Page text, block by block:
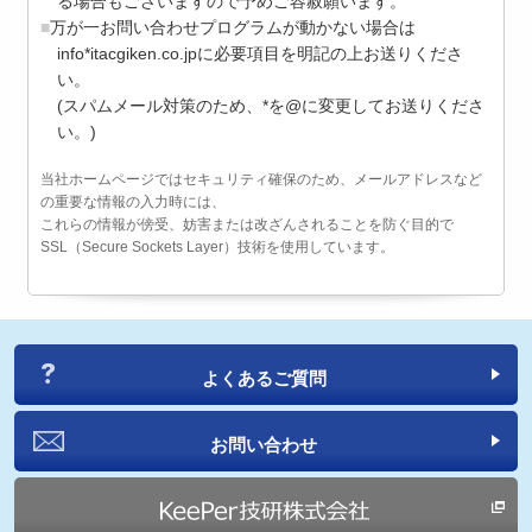
万が一お問い合わせプログラムが動かない場合は
info*itacgiken.co.jpに必要項目を明記の上お送りくださ
い。
(スパムメール対策のため、*を@に変更してお送りくださ
い。)
当社ホームページではセキュリティ確保のため、メールアドレスなど
の重要な情報の入力時には、
これらの情報が傍受、妨害または改ざんされることを防ぐ目的で
SSL（Secure Sockets Layer）技術を使用しています。
よくあるご質問
お問い合わせ